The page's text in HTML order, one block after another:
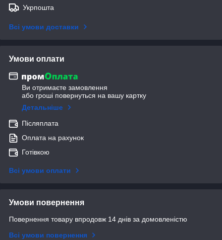
Укрпошта
Всі умови доставки
Умови оплати
Ви отримаєте замовлення
або гроші повернуться на вашу картку
Детальніше
Післяплата
Оплата на рахунок
Готівкою
Всі умови оплати
Умови повернення
Повернення товару впродовж 14 днів за домовленістю
Всі умови повернення